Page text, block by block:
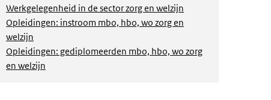
Werkgelegenheid in de sector zorg en welzijn
Opleidingen: instroom mbo, hbo, wo zorg en
welzijn
Opleidingen: gediplomeerden mbo, hbo, wo zorg
en welzijn